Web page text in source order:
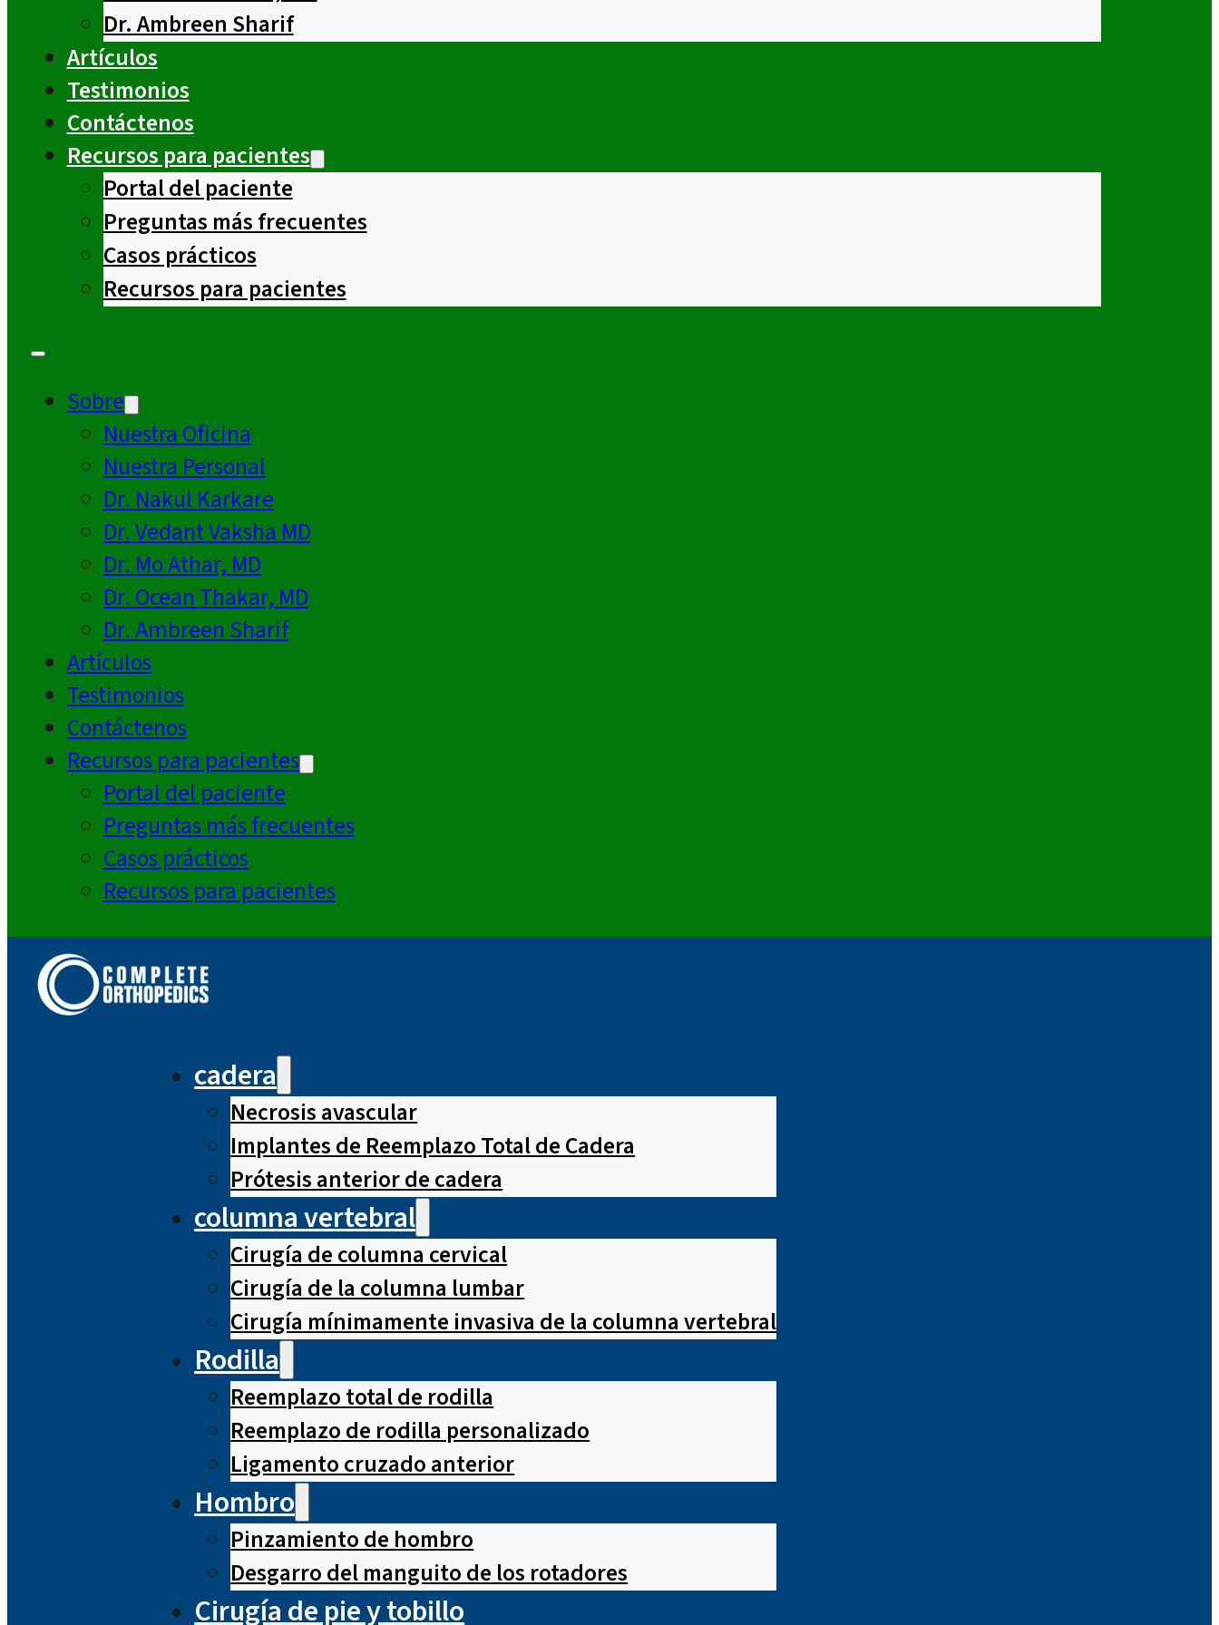
Dr. Ambreen Sharif
Artículos
Testimonios
Contáctenos
Recursos para pacientes
Portal del paciente
Preguntas más frecuentes
Casos prácticos
Recursos para pacientes
Sobre
Nuestra Oficina
Nuestra Personal
Dr. Nakul Karkare
Dr. Vedant Vaksha MD
Dr. Mo Athar, MD
Dr. Ocean Thakar, MD
Dr. Ambreen Sharif
Artículos
Testimonios
Contáctenos
Recursos para pacientes
Portal del paciente
Preguntas más frecuentes
Casos prácticos
Recursos para pacientes
cadera
Necrosis avascular
Implantes de Reemplazo Total de Cadera
Prótesis anterior de cadera
columna vertebral
Cirugía de columna cervical
Cirugía de la columna lumbar
Cirugía mínimamente invasiva de la columna vertebral
Rodilla
Reemplazo total de rodilla
Reemplazo de rodilla personalizado
Ligamento cruzado anterior
Hombro
Pinzamiento de hombro
Desgarro del manguito de los rotadores
Cirugía de pie y tobillo